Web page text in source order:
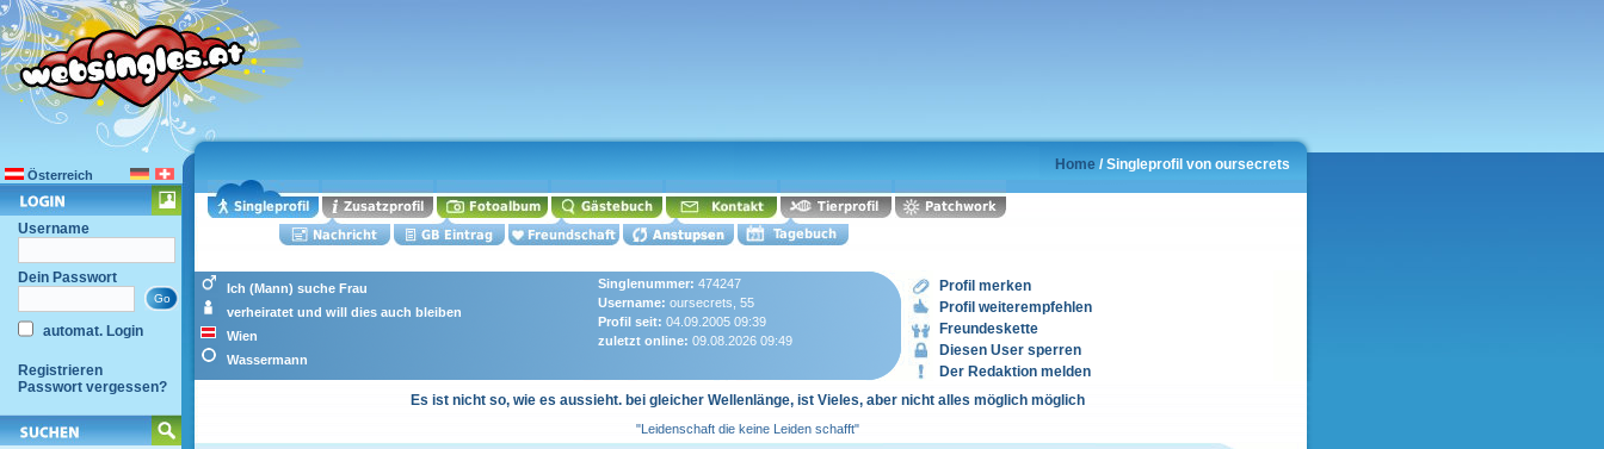
Österreich
Username
Dein Passwort
automat. Login
Registrieren
Passwort vergessen?
Home / Singleprofil von oursecrets
Ich (Mann) suche Frau
verheiratet und will dies auch bleiben
Wien
Wassermann
Singlenummer: 474247
Username: oursecrets, 55
Profil seit: 04.09.2005 09:39
zuletzt online: 09.08.2026 09:49
Profil merken
Profil weiterempfehlen
Freundeskette
Diesen User sperren
Der Redaktion melden
Es ist nicht so, wie es aussieht. bei gleicher Wellenlänge, ist Vieles, aber nicht alles möglich möglich
"Leidenschaft die keine Leiden schafft"